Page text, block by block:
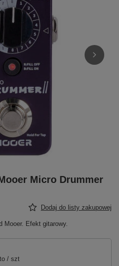
Micro Drummer
Dodaj do listy zakupowej
Mooer. Efekt gitarowy.
/ szt